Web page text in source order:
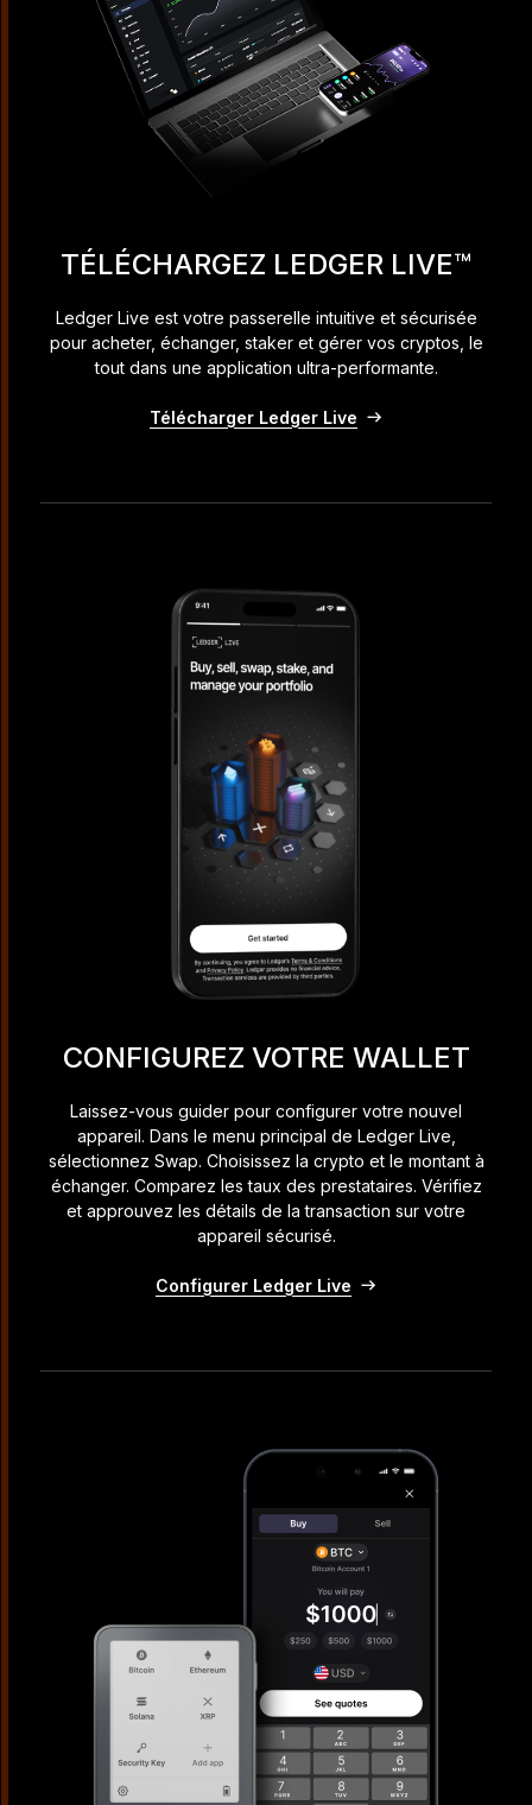
TÉLÉCHARGEZ LEDGER LIVE™
Ledger Live est votre passerelle intuitive et sécurisée
pour acheter, échanger, staker et gérer vos cryptos, le
tout dans une application ultra-performante.
Télécharger Ledger Live
CONFIGUREZ VOTRE WALLET
Laissez-vous guider pour configurer votre nouvel
appareil. Dans le menu principal de Ledger Live,
sélectionnez Swap. Choisissez la crypto et le montant à
échanger. Comparez les taux des prestataires. Vérifiez
et approuvez les détails de la transaction sur votre
appareil sécurisé.
Configurer Ledger Live